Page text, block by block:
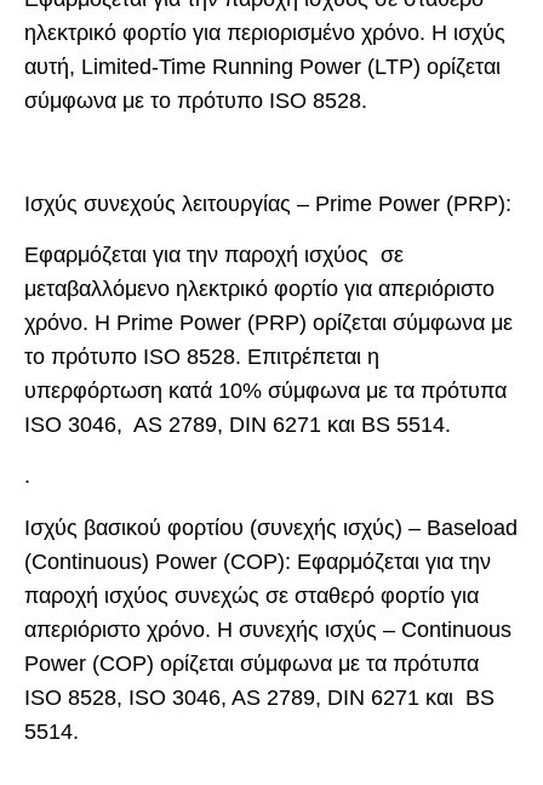
ηλεκτρικό φορτίο για περιορισμένο χρόνο. Η ισχύς
αυτή, Limited-Time Running Power (LTP) ορίζεται
σύμφωνα με το πρότυπο ISO 8528.
Ισχύς συνεχούς λειτουργίας – Prime Power (PRP):
Εφαρμόζεται για την παροχή ισχύος σε
μεταβαλλόμενο ηλεκτρικό φορτίο για απεριόριστο
χρόνο. Η Prime Power (PRP) ορίζεται σύμφωνα με
το πρότυπο ISO 8528. Επιτρέπεται η
υπερφόρτωση κατά 10% σύμφωνα με τα πρότυπα
ISO 3046, AS 2789, DIN 6271 και BS 5514.
.
Ισχύς βασικού φορτίου (συνεχής ισχύς) – Baseload
(Continuous) Power (COP): Εφαρμόζεται για την
παροχή ισχύος συνεχώς σε σταθερό φορτίο για
απεριόριστο χρόνο. Η συνεχής ισχύς – Continuous
Power (COP) ορίζεται σύμφωνα με τα πρότυπα
ISO 8528, ISO 3046, AS 2789, DIN 6271 και BS
5514.